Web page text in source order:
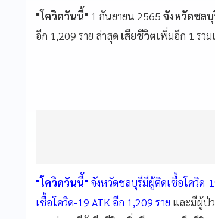
"โควิดวันนี้" 1 กันยายน 2565 จังหวัดชล
อีก 1,209 ราย ล่าสุด เสียชีวิตเพิ่มอีก 1 รว
"โควิดวันนี้" จังหวัดชลบุรีมีผู้ติดเชื้อโควิด-
เชื้อโควิด-19 ATK อีก 1,209 ราย และมีผู้ป่